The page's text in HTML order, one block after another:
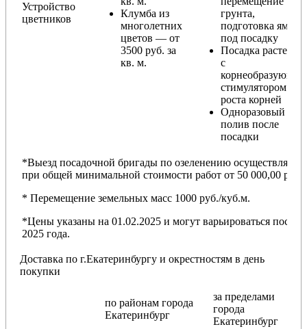
Устройство
цветников
Клумба из
многолетних
цветов — от
3500 руб. за
кв. м.
грунта,
подготовка ямы
под посадку
Посадка растений
с
корнеобразующим
стимулятором
роста корней
Одноразовый
полив после
посадки
*Выезд посадочной бригады по озеленению осуществляется
при общей минимальной стоимости работ от 50 000,00 руб.
* Перемещение земельных масс 1000 руб./куб.м.
*Цены указаны на 01.02.2025 и могут варьироваться после
2025 года.
Доставка по г.Екатеринбургу и окрестностям в день
покупки
по районам города
Екатеринбург
за пределами
города
Екатеринбург